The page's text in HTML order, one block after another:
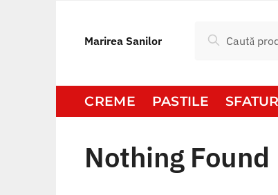
navigation
contentMarirea Sanilor
după:
Caută
CREME PASTILE
Nothing Found